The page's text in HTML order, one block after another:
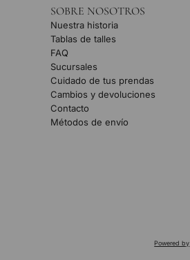
SOBRE NOSOTROS
Nuestra historia
Tablas de talles
FAQ
Sucursales
Cuidado de tus prendas
Cambios y devoluciones
Contacto
Métodos de envío
Powered by